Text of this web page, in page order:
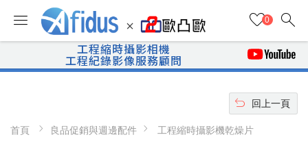
menu 0 search
工程縮時攝影相機
工程紀錄影像服務顧問
undo 回上一頁
首頁 良品促銷與週邊配件 工程縮時攝影機乾燥片